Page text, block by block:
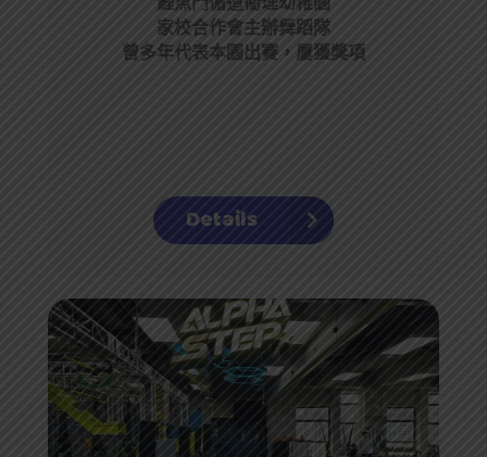
家校合作會主辦舞蹈隊
曾多年代表本園出賽，屢獲獎項
Details